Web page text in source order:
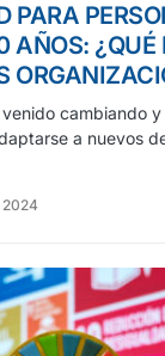
PARA
AÑOS: ¿QUÉ
cambiando
a nuevos
2024